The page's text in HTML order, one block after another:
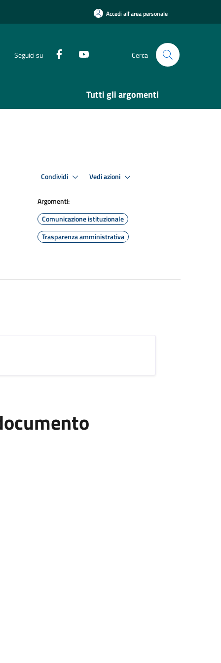
Accedi all'area personale
Seguici su Cerca
Tutti gli argomenti
Condividi Vedi azioni
Argomenti:
Comunicazione istituzionale
Trasparenza amministrativa